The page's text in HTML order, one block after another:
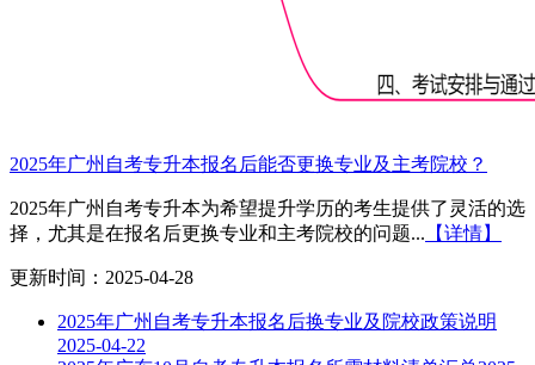
2025年广州自考专升本报名后能否更换专业及主考院校？
2025年广州自考专升本为希望提升学历的考生提供了灵活的选
择，尤其是在报名后更换专业和主考院校的问题... 【详情】
更新时间：2025-04-28
2025年广州自考专升本报名后换专业及院校政策说明
2025-04-22